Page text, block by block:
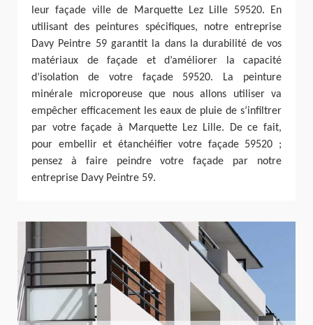
leur façade ville de Marquette Lez Lille 59520. En
utilisant des peintures spécifiques, notre entreprise
Davy Peintre 59 garantit la dans la durabilité de vos
matériaux de façade et d’améliorer la capacité
d’isolation de votre façade 59520. La peinture
minérale microporeuse que nous allons utiliser va
empêcher efficacement les eaux de pluie de s’infiltrer
par votre façade à Marquette Lez Lille. De ce fait,
pour embellir et étanchéifier votre façade 59520 ;
pensez à faire peindre votre façade par notre
entreprise Davy Peintre 59.